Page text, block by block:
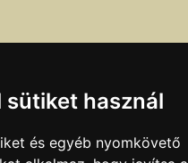
sütiket használ
és egyéb nyomkövető